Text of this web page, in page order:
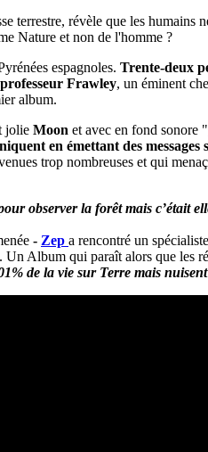
terrestre, révèle que les
Nature et non de l'homme ?
espagnoles. Trente-deux
professeur Frawley, un éminent
album.
jolie Moon et avec en fond sonore "
en émettant des
trop nombreuses et qui
observer la forêt mais c’était
- Zep a rencontré un
Album qui paraît alors que les
de la vie sur Terre mais